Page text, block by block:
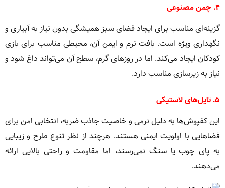
۴. چمن مصنوعی
گزینه‌ای مناسب برای ایجاد فضای سبز همیشگی بدون نیاز به آبیاری و
نگهداری ویژه است. بافت نرم و ایمن آن، محیطی مناسب برای بازی
کودکان ایجاد می‌کند. اما در روزهای گرم، سطح آن می‌تواند داغ شود و
نیاز به زیرسازی مناسب دارد.
۵. تایل‌های لاستیکی
این کفپوش‌ها به دلیل نرمی و خاصیت جاذب ضربه، انتخابی امن برای
فضاهایی با اولویت ایمنی هستند. هرچند از نظر تنوع طرح و زیبایی
به پای چوب یا سنگ نمی‌رسند، اما مقاومت و راحتی بالایی ارائه
می‌دهند.